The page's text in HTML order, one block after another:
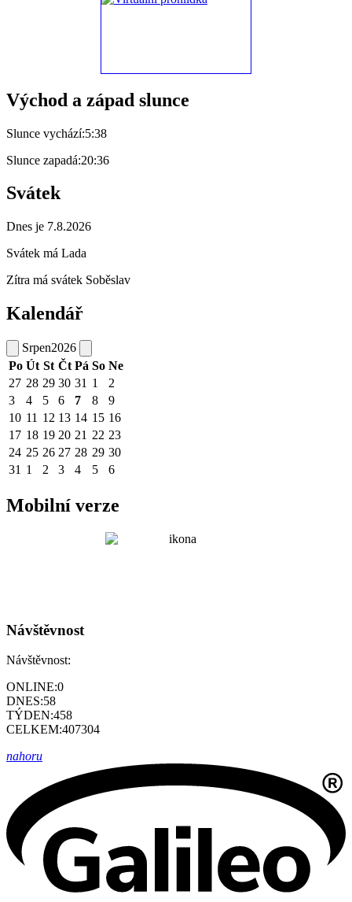
Východ a západ slunce
Slunce vychází:5:38
Slunce zapadá:20:36
Svátek
Dnes je 7.8.2026
Svátek má Lada
Zítra má svátek Soběslav
Kalendář
Srpen2026
Po Út St Čt Pá So Ne
27 28 29 30 31 1
2
3
4 5 6 7 8
9
10 11 12 13 14 15 16
17 18 19 20 21 22 23
24 25 26 27 28 29 30
31 1 2 3 4 5 6
Mobilní verze
Návštěvnost
Návštěvnost:
ONLINE:0
DNES:58
TÝDEN:458
CELKEM:407304
nahoru